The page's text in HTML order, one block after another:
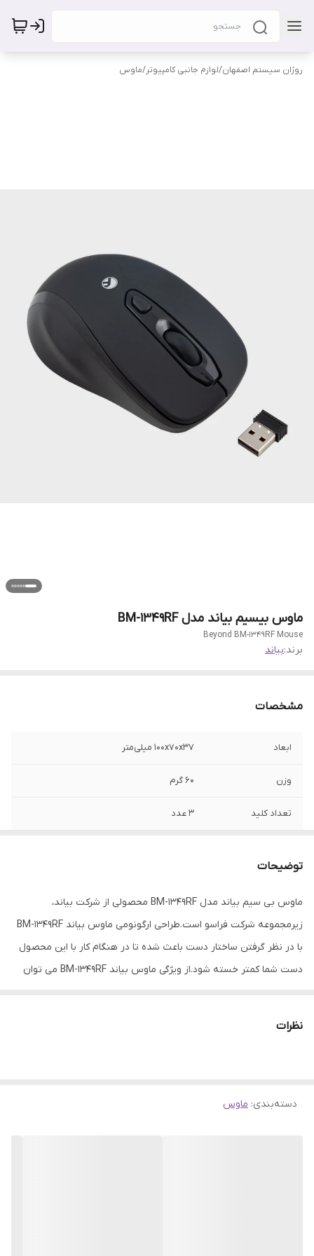
روژان سیستم اصفهان/لوازم جانبی کامپیوتر/ماوس
ماوس بیسیم بیاند مدل BM-1349RF
Beyond BM-1349RF Mouse
برند:بیاند
مشخصات
ابعاد ۱۰۰x۷۰x۳۷ میلی‌متر
وزن ۶۰ گرم
تعداد کلید 3 عدد
دقت 1200 Dpi
فرکانس ماوس ۲.۴ GHz
توضیحات
ماوس بی سیم بیاند مدل BM-1349RF محصولی از شرکت بیاند،
زیرمجموعه شرکت فراسو است.طراحی ارگونومی ماوس بیاند BM-1349RF
با در نظر گرفتن ساختار دست باعث شده تا در هنگام کار با این محصول
دست شما کمتر خسته شود.از ویژگی ماوس بیاند BM-1349RF می توان
نظرات
دسته‌بندی: ماوس